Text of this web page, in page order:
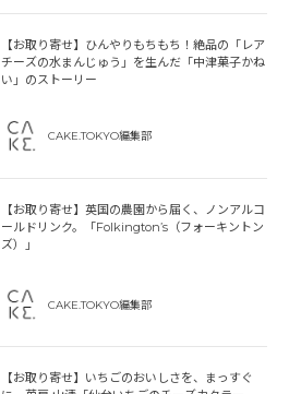
【お取り寄せ】ひんやりもちもち！絶品の「レア
チーズの水まんじゅう」を生んだ「中津菓子かね
い」のストーリー
CAKE.TOKYO編集部
【お取り寄せ】英国の農園から届く、ノンアルコ
ールドリンク。「Folkington’s（フォーキントン
ズ）」
CAKE.TOKYO編集部
【お取り寄せ】いちごのおいしさを、まっすぐ